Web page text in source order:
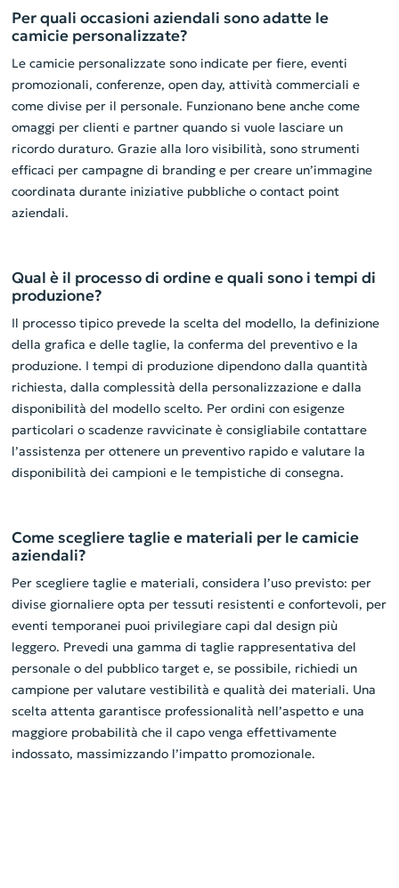
Per quali occasioni aziendali sono adatte le
camicie personalizzate?
Le camicie personalizzate sono indicate per fiere, eventi
promozionali, conferenze, open day, attività commerciali e
come divise per il personale. Funzionano bene anche come
omaggi per clienti e partner quando si vuole lasciare un
ricordo duraturo. Grazie alla loro visibilità, sono strumenti
efficaci per campagne di branding e per creare un’immagine
coordinata durante iniziative pubbliche o contact point
aziendali.
Qual è il processo di ordine e quali sono i tempi di
produzione?
Il processo tipico prevede la scelta del modello, la definizione
della grafica e delle taglie, la conferma del preventivo e la
produzione. I tempi di produzione dipendono dalla quantità
richiesta, dalla complessità della personalizzazione e dalla
disponibilità del modello scelto. Per ordini con esigenze
particolari o scadenze ravvicinate è consigliabile contattare
l’assistenza per ottenere un preventivo rapido e valutare la
disponibilità dei campioni e le tempistiche di consegna.
Come scegliere taglie e materiali per le camicie
aziendali?
Per scegliere taglie e materiali, considera l’uso previsto: per
divise giornaliere opta per tessuti resistenti e confortevoli, per
eventi temporanei puoi privilegiare capi dal design più
leggero. Prevedi una gamma di taglie rappresentativa del
personale o del pubblico target e, se possibile, richiedi un
campione per valutare vestibilità e qualità dei materiali. Una
scelta attenta garantisce professionalità nell’aspetto e una
maggiore probabilità che il capo venga effettivamente
indossato, massimizzando l’impatto promozionale.